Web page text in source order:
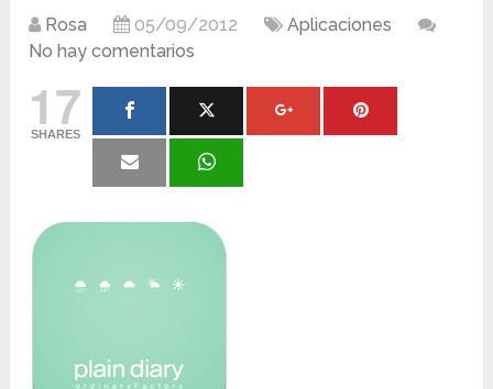
Rosa 05/09/2012
Aplicaciones
No hay comentarios
17
SHARES